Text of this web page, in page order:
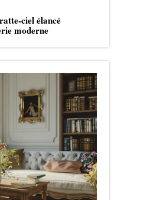
ciel élancé
moderne